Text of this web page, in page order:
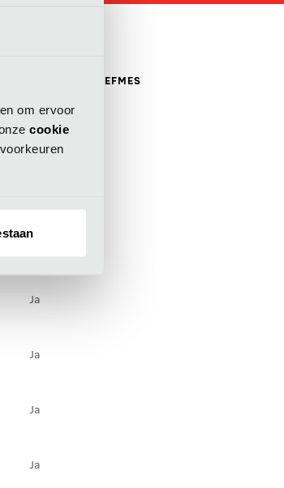
om ervoor
cookie
ONDERSCHROEFMES
Ja
Ja
Ja
Ja
Ja